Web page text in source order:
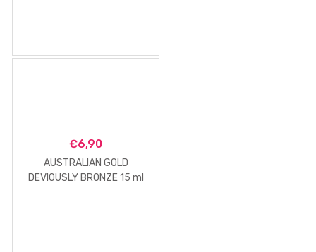
€6,90
AUSTRALIAN GOLD
DEVIOUSLY BRONZE 15 ml